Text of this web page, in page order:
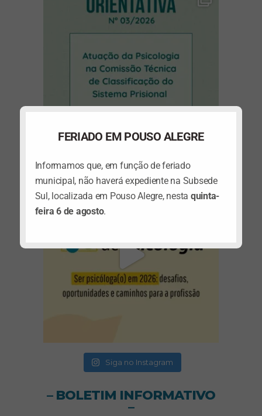
(abre em nova janela)
Siga no Instagram
– BOLETIM INFORMATIVO
–
FERIADO EM POUSO ALEGRE
Informamos que, em função de feriado
municipal, não haverá expediente na Subsede
Sul, localizada em Pouso Alegre, nesta quinta-
feira 6 de agosto.